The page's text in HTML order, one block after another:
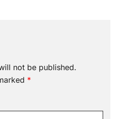
not be published.
*